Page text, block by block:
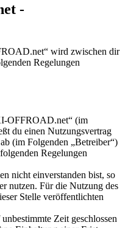
-
wird zwischen dir
Regelungen
OFFROAD.net“ (im
du einen Nutzungsvertrag
(im Folgenden „Betreiber“)
Regelungen
nicht einverstanden bist, so
nutzen. Für die Nutzung des
Stelle veröffentlichten
Zeit geschlossen